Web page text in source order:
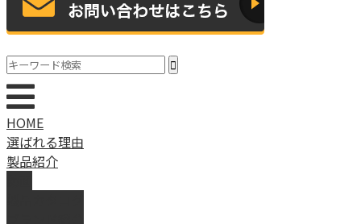
HOME
選ばれる理由
製品紹介